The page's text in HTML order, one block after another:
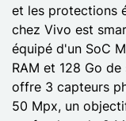
et les protections
chez Vivo est
équipé d'un SoC
RAM et 128 Go
offre 3 capteurs
50 Mpx, un